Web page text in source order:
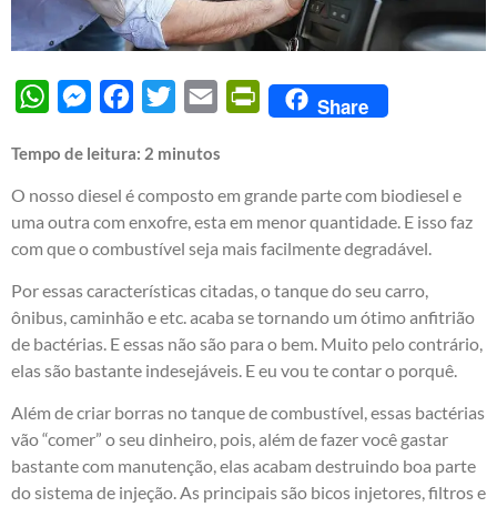
WhatsAppMessengerFacebook
Twitter Email PrintFriendly
Share
Tempo de leitura: 2 minutos
O nosso diesel é composto em grande parte com biodiesel e
uma outra com enxofre, esta em menor quantidade. E isso faz
com que o combustível seja mais facilmente degradável.
Por essas características citadas, o tanque do seu carro,
ônibus, caminhão e etc. acaba se tornando um ótimo anfitrião
de bactérias. E essas não são para o bem. Muito pelo contrário,
elas são bastante indesejáveis. E eu vou te contar o porquê.
Além de criar borras no tanque de combustível, essas bactérias
vão “comer” o seu dinheiro, pois, além de fazer você gastar
bastante com manutenção, elas acabam destruindo boa parte
do sistema de injeção. As principais são bicos injetores, filtros e